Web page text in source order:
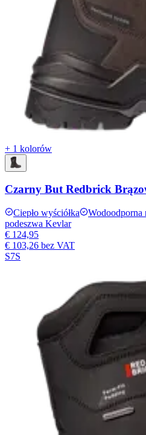
+ 1 kolorów
Czarny But Redbrick
Ciepło wyściółka Wodoodporna
podeszwa Kevlar
€ 124,95
€ 103,26 bez VAT
S7S